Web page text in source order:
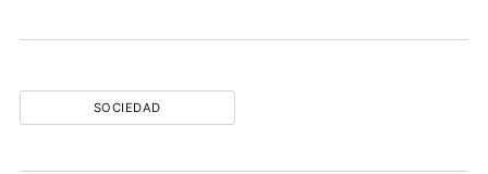
SOCIEDAD